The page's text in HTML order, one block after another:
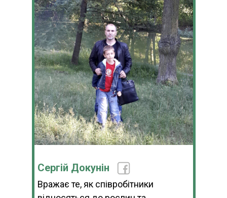
Сергій Докунін
Вражає те, як співробітники